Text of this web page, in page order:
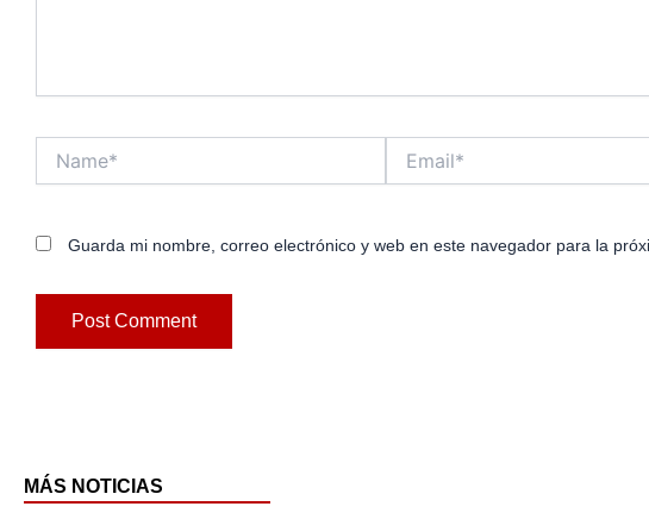
Guarda mi nombre, correo electrónico y web en este navegador para la
MÁS NOTICIAS